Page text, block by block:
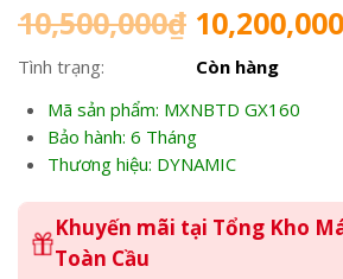
10,500,000₫ Giá
gốc
là:
10,200,000
Tình trạng:
Còn hàng
Mã sản phẩm: MXNBTD GX160
Bảo hành: 6 Tháng
Thương hiệu: DYNAMIC
Khuyến mãi tại Tổng Kho
Toàn Cầu